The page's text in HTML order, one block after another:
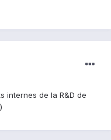
internes de la R&D de